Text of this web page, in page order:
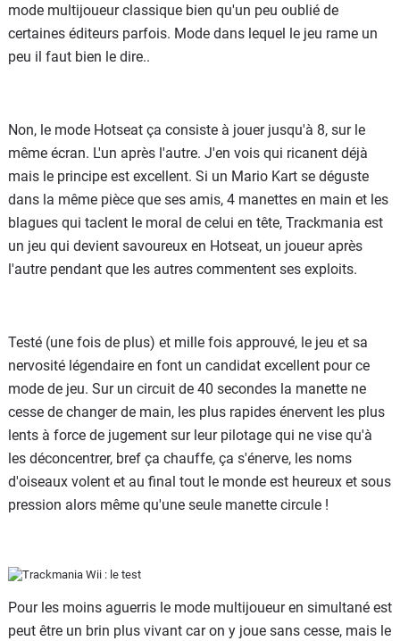
mode multijoueur classique bien qu'un peu oublié de
certaines éditeurs parfois. Mode dans lequel le jeu rame un
peu il faut bien le dire..
Non, le mode Hotseat ça consiste à jouer jusqu'à 8, sur le
même écran. L'un après l'autre. J'en vois qui ricanent déjà
mais le principe est excellent. Si un Mario Kart se déguste
dans la même pièce que ses amis, 4 manettes en main et les
blagues qui taclent le moral de celui en tête, Trackmania est
un jeu qui devient savoureux en Hotseat, un joueur après
l'autre pendant que les autres commentent ses exploits.
Testé (une fois de plus) et mille fois approuvé, le jeu et sa
nervosité légendaire en font un candidat excellent pour ce
mode de jeu. Sur un circuit de 40 secondes la manette ne
cesse de changer de main, les plus rapides énervent les plus
lents à force de jugement sur leur pilotage qui ne vise qu'à
les déconcentrer, bref ça chauffe, ça s'énerve, les noms
d'oiseaux volent et au final tout le monde est heureux et sous
pression alors même qu'une seule manette circule !
Pour les moins aguerris le mode multijoueur en simultané est
peut être un brin plus vivant car on y joue sans cesse, mais le